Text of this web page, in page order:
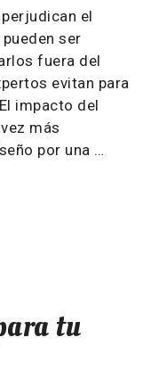
el
ser
fuera del
evitan para
impacto del
más
por una …
tu